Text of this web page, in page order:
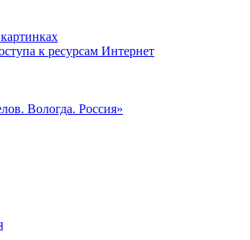
к ресурсам Интернет
Вологда. Россия»